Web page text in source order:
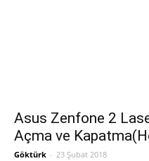
Asus Zenfone 2
Açma ve
Göktürk - 23 Şubat 2018